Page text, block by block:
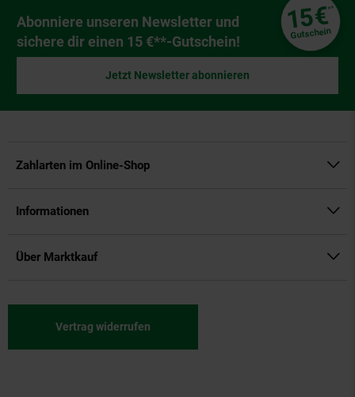
Newsletter Anmeldung
Abonniere unseren Newsletter und
sichere dir einen 15 €**-Gutschein!
15€**
Gutschein
Jetzt Newsletter abonnieren
Zahlarten im Online-Shop
Informationen
Über Marktkauf
Vertrag widerrufen